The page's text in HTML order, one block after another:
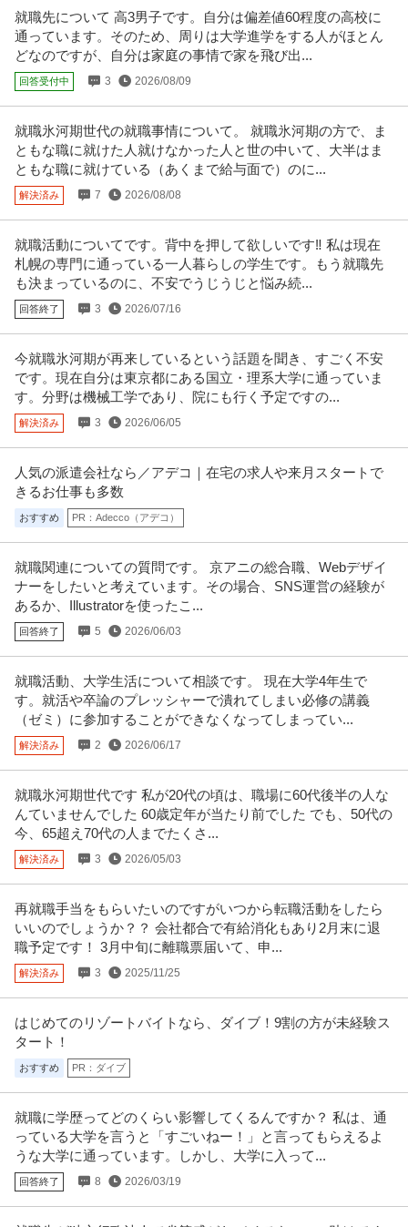
経理（財務会計） ／ 経理／土日祝休み／服装自由／賞与4か月分
／平均年齢30代／残業月10時間
株式会社林電子
正社員 交通費支給 昇給あり 在宅ワーク
年収300万円〜500万円
【職種】管理＞経理（財務会計） 【業種】IT・インターネット＞ソフトウエ
ア ※会員属性などに応じ、 …続きを見る
提供：ビズリーチ
総務 ／ 総務人事 土日祝休み／残業ほぼなし
株式会社ダイケンホールディングス
【職種】管理＞総務 【業種】不動産＞不動産管理 ※会員属性などに応じ、当
該求人をビズリーチ上で閲覧…続きを見る
SW／病院
正社員 交通費支給 昇給あり 土日休み
月給20万円〜30万円
＜土曜日・日曜日・祝日休み＞整形外科・内科・訪問診療クリニックにて訪
問診療相談員のお仕事です＠町田…続きを見る
提供：ケア人材バンク
法人営業 ／ 「東京／名鉄グループ」国際物流の法人営業 40代・5
0代活躍中！／残業20h程度／土日祝休み
名鉄ワールドトランスポート株式会社
新着 正社員 昇給あり ミドル活躍中
【職種】営業＞法人営業 【業種】運輸・交通＞その他 ※会員属性などに応
じ、当該求人をビズリーチ上で …続きを見る
正社員 交通費支給 昇給あり 土日休み
月給31.8万円〜38.9万円
容】 就労移行支援事業所にお…続きを見る
この条件の求人をもっと見る
就職先について 高3男子です。自分は偏差値60程度の高校に
通っています。そのため、周りは大学進学をする人がほとん
どなのですが、自分は家庭の事情で家を飛び出...
回答受付中 3 2026/08/09
就職氷河期世代の就職事情について。 就職氷河期の方で、ま
ともな職に就けた人就けなかった人と世の中いて、大半はま
ともな職に就けている（あくまで給与面で）のに...
解決済み 7 2026/08/08
就職活動についてです。背中を押して欲しいです‼️ 私は現在
札幌の専門に通っている一人暮らしの学生です。もう就職先
も決まっているのに、不安でうじうじと悩み続...
回答終了 3 2026/07/16
今就職氷河期が再来しているという話題を聞き、すごく不安
です。現在自分は東京都にある国立・理系大学に通っていま
す。分野は機械工学であり、院にも行く予定ですの...
解決済み 3 2026/06/05
人気の派遣会社なら／アデコ｜在宅の求人や来月スタートで
きるお仕事も多数
おすすめ PR：Adecco（アデコ）
就職関連についての質問です。 京アニの総合職、Webデザイ
ナーをしたいと考えています。その場合、SNS運営の経験が
あるか、Illustratorを使ったこ...
回答終了 5 2026/06/03
就職活動、大学生活について相談です。 現在大学4年生で
す。就活や卒論のプレッシャーで潰れてしまい必修の講義
（ゼミ）に参加することができなくなってしまってい...
解決済み 2 2026/06/17
就職氷河期世代です 私が20代の頃は、職場に60代後半の人な
んていませんでした 60歳定年が当たり前でした でも、50代の
今、65超え70代の人までたくさ...
解決済み 3 2026/05/03
再就職手当をもらいたいのですがいつから転職活動をしたら
いいのでしょうか？？ 会社都合で有給消化もあり2月末に退
職予定です！ 3月中旬に離職票届いて、申...
解決済み 3 2025/11/25
はじめてのリゾートバイトなら、ダイブ！9割の方が未経験ス
タート！
おすすめ PR：ダイブ
就職に学歴ってどのくらい影響してくるんですか？ 私は、通
っている大学を言うと「すごいねー！」と言ってもらえるよ
うな大学に通っています。しかし、大学に入って...
回答終了 8 2026/03/19